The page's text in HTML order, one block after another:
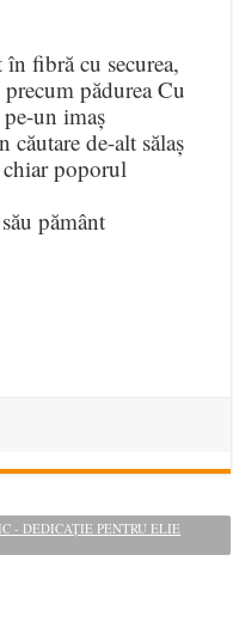
fibră cu securea,
pădurea Cu
un imaș
de-alt sălaș
poporul
pământ
- DEDICAȚIE PENTRU ELIE